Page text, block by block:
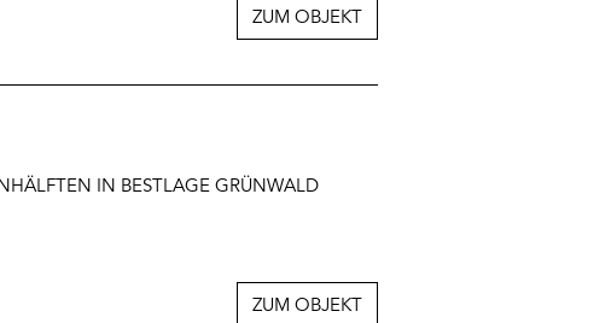
ZUM OBJEKT
IN BESTLAGE GRÜNWALD
ZUM OBJEKT